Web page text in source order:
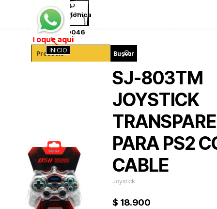
Ventas telefónica
341-4260046
Buscar
Toque aqui
Saltar menú
INICIO
SJ-803TM
JOYSTICK
PARA PS2
CABLE
Joystick
$ 18.900